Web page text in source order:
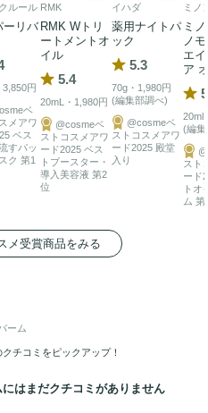
ちろん、リップや目元やデリ
柔らかい部位の保湿・保護に
ルール
ーリバ
3,850円
ベ
メアワ
ベス
すパッ
ク 第1
RMK
RMK Wトリ
ートメントオ
イル
5.4
20mL・1,980円
@cosmeベ
ストコスメアワ
ード2025 ベス
トブースター・
導入美容液 第2
位
イハダ
薬用ナイトパ
ック
5.3
70g・1,980円
(編集部調べ)
@cosmeベ
ストコスメアワ
ード2025 殿堂
入り
ミノ
ミ
ノ
エ
ア
20ml
(編集
スト
ード
トオ
ム 第
メ受賞商品をみる
ーム
チコミをピックアップ！
はまだクチコミがありません